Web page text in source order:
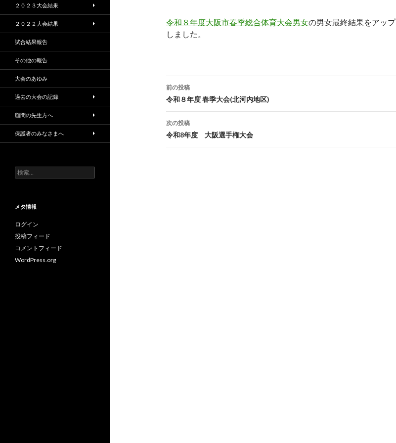
令和８年度大阪市春季総合体育大会男女の男女最終結果をアップ
しました。
投
稿
ナ
ビ
ゲ
前の投稿
令和８年度 春季大会(北河内地区)
次の投稿
令和8年度 大阪選手権大会
２０２３大会結果
２０２２大会結果
試合結果報告
その他の報告
大会のあゆみ
過去の大会の記録
顧問の先生方へ
保護者のみなさまへ
検
索:
メタ情報
ログイン
投稿フィード
コメントフィード
WordPress.org